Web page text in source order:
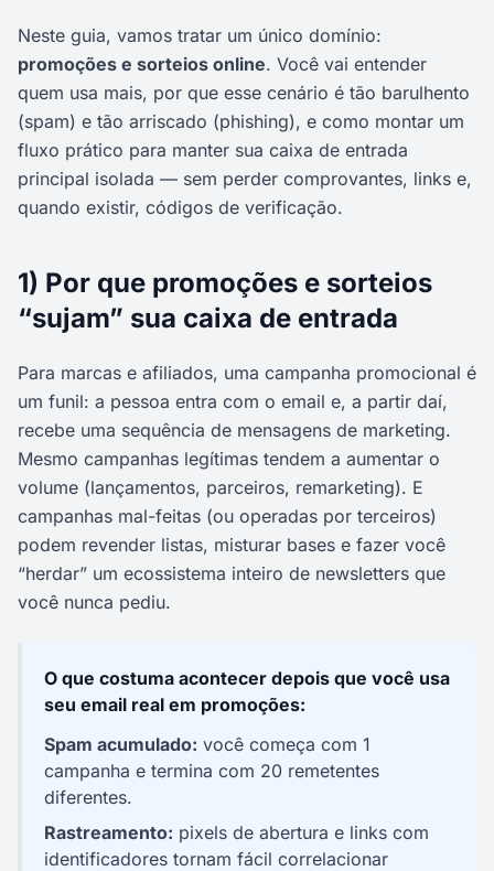
Neste guia, vamos tratar um único domínio:
promoções e sorteios online. Você vai entender
quem usa mais, por que esse cenário é tão barulhento
(spam) e tão arriscado (phishing), e como montar um
fluxo prático para manter sua caixa de entrada
principal isolada — sem perder comprovantes, links e,
quando existir, códigos de verificação.
1) Por que promoções e sorteios
“sujam” sua caixa de entrada
Para marcas e afiliados, uma campanha promocional é
um funil: a pessoa entra com o email e, a partir daí,
recebe uma sequência de mensagens de marketing.
Mesmo campanhas legítimas tendem a aumentar o
volume (lançamentos, parceiros, remarketing). E
campanhas mal-feitas (ou operadas por terceiros)
podem revender listas, misturar bases e fazer você
“herdar” um ecossistema inteiro de newsletters que
você nunca pediu.
O que costuma acontecer depois que você usa
seu email real em promoções:
Spam acumulado: você começa com 1
campanha e termina com 20 remetentes
diferentes.
Rastreamento: pixels de abertura e links com
identificadores tornam fácil correlacionar